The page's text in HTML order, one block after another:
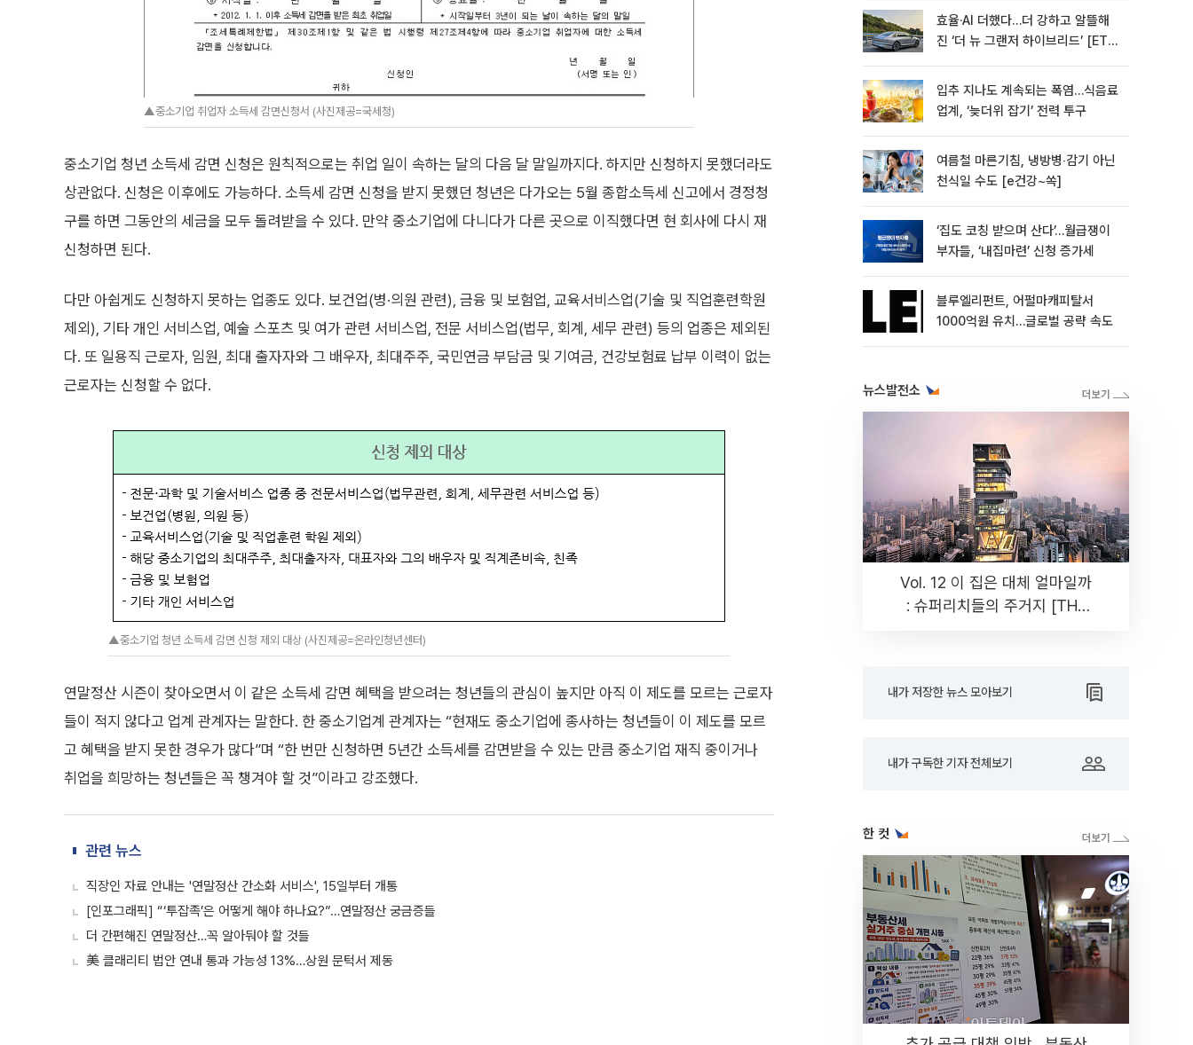
▲중소기업 취업자 소득세 감면신청서 (사진제공=국세청)
중소기업 청년 소득세 감면 신청은 원칙적으로는 취업 일이 속하는 달의 다음 달 말일까지다. 하지만 신청하지 못했더라도
상관없다. 신청은 이후에도 가능하다. 소득세 감면 신청을 받지 못했던 청년은 다가오는 5월 종합소득세 신고에서 경정청
구를 하면 그동안의 세금을 모두 돌려받을 수 있다. 만약 중소기업에 다니다가 다른 곳으로 이직했다면 현 회사에 다시 재
신청하면 된다.
다만 아쉽게도 신청하지 못하는 업종도 있다. 보건업(병·의원 관련), 금융 및 보험업, 교육서비스업(기술 및 직업훈련학원
제외), 기타 개인 서비스업, 예술 스포츠 및 여가 관련 서비스업, 전문 서비스업(법무, 회계, 세무 관련) 등의 업종은 제외된
다. 또 일용직 근로자, 임원, 최대 출자자와 그 배우자, 최대주주, 국민연금 부담금 및 기여금, 건강보험료 납부 이력이 없는
근로자는 신청할 수 없다.
▲중소기업 청년 소득세 감면 신청 제외 대상 (사진제공=온라인청년센터)
연말정산 시즌이 찾아오면서 이 같은 소득세 감면 혜택을 받으려는 청년들의 관심이 높지만 아직 이 제도를 모르는 근로자
들이 적지 않다고 업계 관계자는 말한다. 한 중소기업계 관계자는 “현재도 중소기업에 종사하는 청년들이 이 제도를 모르
고 혜택을 받지 못한 경우가 많다”며 “한 번만 신청하면 5년간 소득세를 감면받을 수 있는 만큼 중소기업 재직 중이거나
취업을 희망하는 청년들은 꼭 챙겨야 할 것”이라고 강조했다.
관련 뉴스
직장인 자료 안내는 '연말정산 간소화 서비스', 15일부터 개통
[인포그래픽] “‘투잡족’은 어떻게 해야 하나요?”…연말정산 궁금증들
더 간편해진 연말정산…꼭 알아둬야 할 것들
美 클래리티 법안 연내 통과 가능성 13%…상원 문턱서 제동
효율·AI 더했다…더 강하고 알뜰해
진 ‘더 뉴 그랜저 하이브리드’ [ET의
입추 지나도 계속되는 폭염…식음료
업계, ‘늦더위 잡기’ 전력 투구
여름철 마른기침, 냉방병‧감기 아닌
천식일 수도 [e건강~쏙]
‘집도 코칭 받으며 산다’…월급쟁이
부자들, ‘내집마련’ 신청 증가세
블루엘리펀트, 어펄마캐피탈서
1000억원 유치…글로벌 공략 속도
뉴스발전소
Vol. 12 이 집은 대체 얼마일까
: 슈퍼리치들의 주거지 [THE
내가 저장한 뉴스 모아보기
내가 구독한 기자 전체보기
한 컷